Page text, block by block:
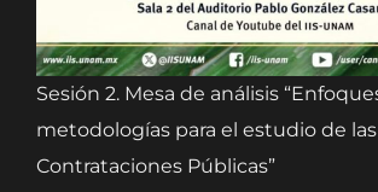
Sesión 2. Mesa de análisis
metodologías para el estudio de las
Contrataciones Públicas”